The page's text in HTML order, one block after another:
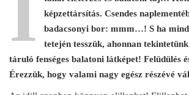
képzettársítás. Csendes
badacsonyi bor: mmm…! S ha
tetején tesszük, ahonnan
táruló fenséges balatoni látképet! Felüdülés
Érezzük, hogy valami nagy egész részévé